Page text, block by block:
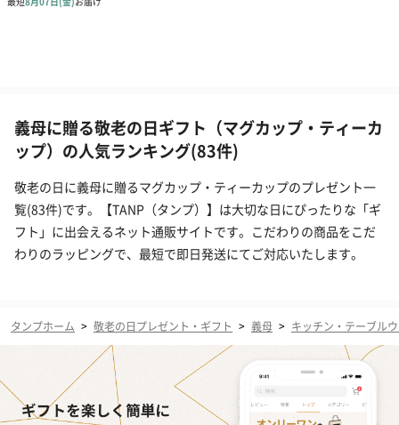
義母に贈る敬老の日ギフト（マグカップ・ティーカ
ップ）の人気ランキング(83件)
敬老の日に義母に贈るマグカップ・ティーカップのプレゼント一
覧(83件)です。【TANP（タンプ）】は大切な日にぴったりな「ギ
フト」に出会えるネット通販サイトです。こだわりの商品をこだ
わりのラッピングで、最短で即日発送にてご対応いたします。
タンプホーム > 敬老の日プレゼント・ギフト > 義母 > キッチン・テーブル